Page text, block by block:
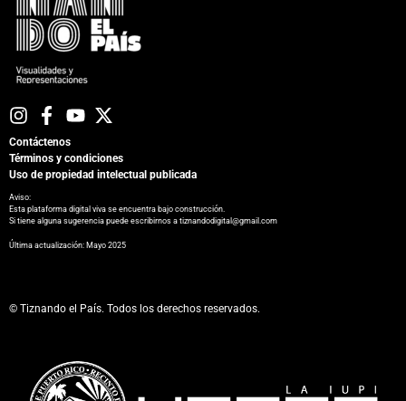
Contáctenos
Términos y condiciones
Uso de propiedad intelectual publicada
Aviso:
Esta plataforma digital viva se encuentra bajo construcción.
Si tiene alguna sugerencia puede escribirnos a tiznandodigital@gmail.com
​Última actualización: Mayo 2025
© Tiznando el País. Todos los derechos reservados.